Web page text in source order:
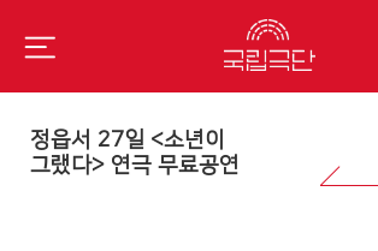
정읍서 27일 <소년이
그랬다> 연극 무료공연